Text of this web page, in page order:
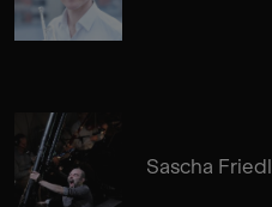
Sascha Friedl